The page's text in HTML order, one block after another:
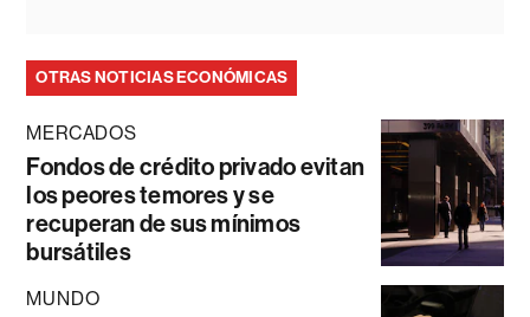
OTRAS NOTICIAS ECONÓMICAS
MERCADOS
Fondos de crédito privado evitan
los peores temores y se
recuperan de sus mínimos
bursátiles
MUNDO